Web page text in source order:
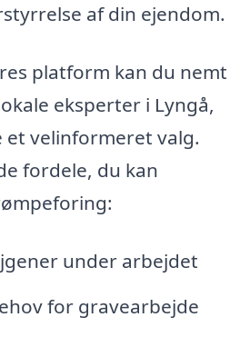
af din ejendom.
platform kan du nemt
eksperter i Lyngå,
velinformeret valg.
fordele, du kan
under arbejdet
for gravearbejde